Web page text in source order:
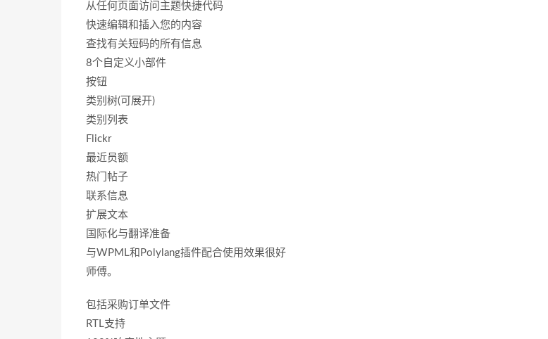
从任何页面访问主题快捷代码
快速编辑和插入您的内容
查找有关短码的所有信息
8个自定义小部件
按钮
类别树(可展开)
类别列表
Flickr
最近员额
热门帖子
联系信息
扩展文本
国际化与翻译准备
与WPML和Polylang插件配合使用效果很好
师傅。
包括采购订单文件
RTL支持